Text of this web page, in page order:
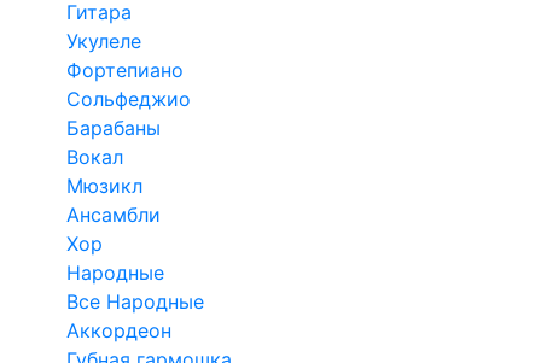
Гитара
Укулеле
Фортепиано
Сольфеджио
Барабаны
Вокал
Мюзикл
Ансамбли
Хор
Народные
Все Народные
Аккордеон